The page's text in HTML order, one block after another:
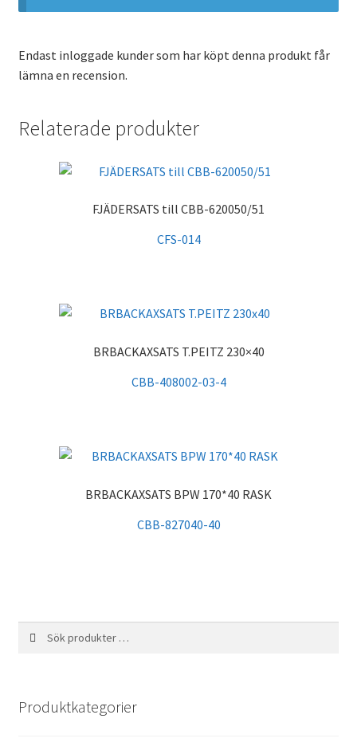
Endast inloggade kunder som har köpt denna produkt får
lämna en recension.
Relaterade produkter
FJÄDERSATS till CBB-620050/51
CFS-014
BRBACKAXSATS T.PEITZ 230×40
CBB-408002-03-4
BRBACKAXSATS BPW 170*40 RASK
CBB-827040-40
Produktkategorier